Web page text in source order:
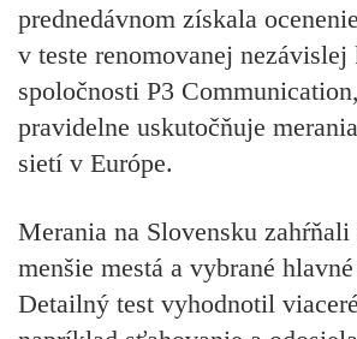
prednedávnom získala
v teste renomovanej nezávislej
spoločnosti P3
pravidelne uskutočňuje
sietí v Európe.
Merania na Slovensku zahŕňali
menšie mestá a vybrané
Detailný test vyhodnotil